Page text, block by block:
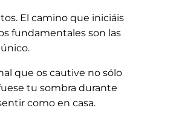
El camino que iniciáis
fundamentales son las
que os cautive no sólo
tu sombra durante
como en casa.